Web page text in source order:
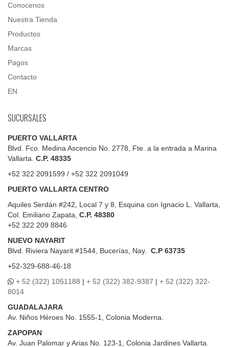
Conocenos
Nuestra Tienda
Productos
Marcas
Pagos
Contacto
EN
SUCURSALES
PUERTO VALLARTA
Blvd. Fco. Medina Ascencio No. 2778, Fte. a la entrada a Marina
Vallarta. C.P. 48335
+52 322 2091599 / +52 322 2091049
PUERTO VALLARTA CENTRO
Aquiles Serdán #242, Local 7 y 8, Esquina con Ignacio L. Vallarta,
Col. Emiliano Zapata, C.P. 48380
+52 322 209 8846
NUEVO NAYARIT
Blvd.
Riviera Nayarit #1544, Bucerías, Nay. C.P 63735
+52-329-688-46-18
+ 52 (322) 1051188 | + 52 (322) 382-9387 | + 52 (322) 322-
8014
GUADALAJARA
Av. Niños Héroes No. 1555-1, Colonia Moderna.
ZAPOPAN
Av. Juan Palomar y Arias No. 123-1, Colonia Jardines Vallarta.